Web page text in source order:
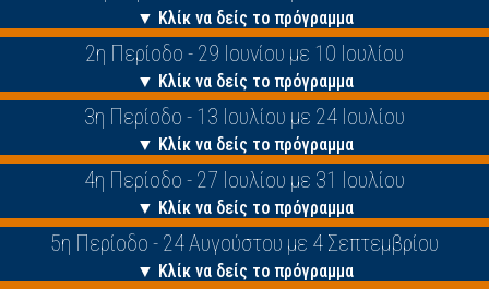
▼ Κλίκ να δείς το πρόγραμμα
2η Περίοδο - 29 Ιουνίου με 10 Ιουλίου
▼ Κλίκ να δείς το πρόγραμμα
3η Περίοδο - 13 Ιουλίου με 24 Ιουλίου
▼ Κλίκ να δείς το πρόγραμμα
4η Περίοδο - 27 Ιουλίου με 31 Ιουλίου
▼ Κλίκ να δείς το πρόγραμμα
5η Περίοδο - 24 Αυγούστου με 4 Σεπτεμβρίου
▼ Κλίκ να δείς το πρόγραμμα